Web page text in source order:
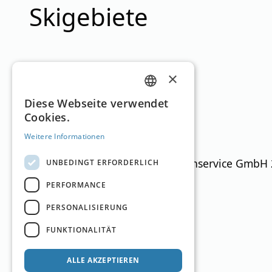
Skigebiete
Heiligenblut
Kärnten
Ski Guide Austria © MN Anzeigenservice GmbH
GERMAN
×
Diese Webseite verwendet
Cookies.
Weitere Informationen
UNBEDINGT ERFORDERLICH
PERFORMANCE
PERSONALISIERUNG
FUNKTIONALITÄT
ALLE AKZEPTIEREN